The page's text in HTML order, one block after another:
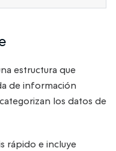
estructura que
de información
los datos de
rápido e incluye